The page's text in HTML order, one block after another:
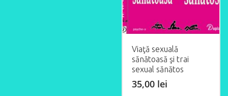
Viaţă sexuală
sănătoasă şi trai
sexual sănătos
35,00 lei